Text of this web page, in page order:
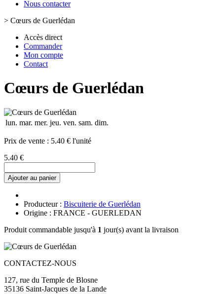
Nous contacter
> Cœurs de Guerlédan
Accès direct
Commander
Mon compte
Contact
Cœurs de Guerlédan
lun. mar. mer. jeu. ven. sam. dim.
Prix de vente : 5.40 € l'unité
5.40 €
Ajouter au panier
Producteur : Biscuiterie de Guerlédan
Origine : FRANCE - GUERLEDAN
Produit commandable jusqu'à 1 jour(s) avant la livraison
CONTACTEZ-NOUS
127, rue du Temple de Blosne
35136 Saint-Jacques de la Lande